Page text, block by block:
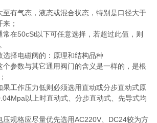
有气态，液态或混合状态，特别是口径大于
；
在50cSt以下可任意选择，若超过此值，则
择电磁阀的：原理和结构品种
参数与其它通用阀门的含义是一样的，是根
工作压力低则必须选用直动或分步直动式原
以上时直动式、分步直动式、先导式均
规格应尽量优先选用AC220V、DC24较为方